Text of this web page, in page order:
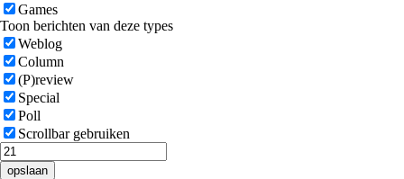
Games
Toon berichten van deze types
Weblog
Column
(P)review
Special
Poll
Scrollbar gebruiken
opslaan